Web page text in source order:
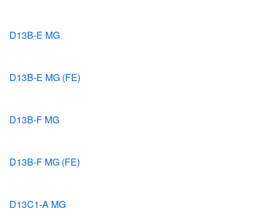
D13B-E MG
D13B-E MG (FE)
D13B-F MG
D13B-F MG (FE)
D13C1-A MG